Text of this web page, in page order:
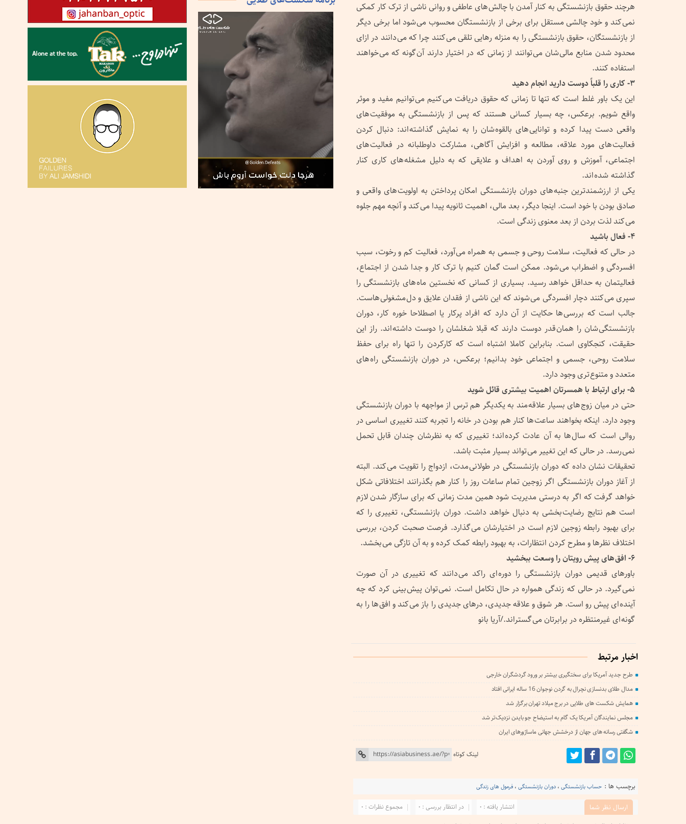
هرچند حقوق بازنشستگی به کنار آمدن با چالش های عاطفی و روانی ناشی از ترک کار کمکی
نمی کند و خود چالشی مستقل برای برخی از بازنشستگان محسوب می شود اما برخی دیگر
از بازنشستگان، حقوق بازنشستگی را به منزله رهایی تلقی می کنند چرا که می دانند در ازای
محدود شدن منابع مالی شان می توانند از زمانی که در اختیار دارند آن گونه که می خواهند
استفاده کنند.
۳- کاری را قلباً دوست دارید انجام دهید
این یک باور غلط است که تنها تا زمانی که حقوق دریافت می کنیم می توانیم مفید و موثر
واقع شویم. برعکس، چه بسیار کسانی هستند که پس از بازنشستگی به موفقیت های
واقعی دست پیدا کرده و توانایی های بالقوه شان را به نمایش گذاشته اند: دنبال کردن
فعالیت های مورد علاقه، مطالعه و افزایش آگاهی، مشارکت داوطلبانه در فعالیت های
اجتماعی، آموزش و روی آوردن به اهداف و علایقی که به دلیل مشغله های کاری کنار
گذاشته شده اند.
یکی از ارزشمندترین جنبه های دوران بازنشستگی امکان پرداختن به اولویت های واقعی و
صادق بودن با خود است. اینجا دیگر، بعد مالی، اهمیت ثانویه پیدا می کند و آنچه مهم جلوه
می کند لذت بردن از بعد معنوی زندگی است.
۴- فعال باشید
در حالی که فعالیت، سلامت روحی و جسمی به همراه می آورد، فعالیت کم و رخوت، سبب
افسردگی و اضطراب می شود. ممکن است گمان کنیم با ترک کار و جدا شدن از اجتماع،
فعالیتمان به حداقل خواهد رسید. بسیاری از کسانی که نخستین ماه های بازنشستگی را
سپری می کنند دچار افسردگی می شوند که این ناشی از فقدان علایق و دل مشغولی هاست.
جالب است که بررسی ها حکایت از آن دارد که افراد پرکار یا اصطلاحا خوره کار، دوران
بازنشستگی شان را همان قدر دوست دارند که قبلا شغلشان را دوست داشته اند. راز این
حقیقت، کنجکاوی است. بنابراین کاملا اشتباه است که کارکردن را تنها راه برای حفظ
سلامت روحی، جسمی و اجتماعی خود بدانیم؛ برعکس، در دوران بازنشستگی راه های
متعدد و متنوع تری وجود دارد.
۵- برای ارتباط با همسرتان اهمیت بیشتری قائل شوید
حتی در میان زوج های بسیار علاقه مند به یکدیگر هم ترس از مواجهه با دوران بازنشستگی
وجود دارد. اینکه بخواهند ساعت ها کنار هم بودن در خانه را تجربه کنند تغییری اساسی در
روالی است که سال ها به آن عادت کرده اند؛ تغییری که به نظرشان چندان قابل تحمل
نمی رسد. در حالی که این تغییر می تواند بسیار مثبت باشد.
تحقیقات نشان داده که دوران بازنشستگی در طولانی مدت، ازدواج را تقویت می کند. البته
از آغاز دوران بازنشستگی اگر زوجین تمام ساعات روز را کنار هم بگذرانند اختلافاتی شکل
خواهد گرفت که اگر به درستی مدیریت شود همین مدت زمانی که برای سازگار شدن لازم
است هم نتایج رضایت بخشی به دنبال خواهد داشت. دوران بازنشستگی، تغییری را که
برای بهبود رابطه زوجین لازم است در اختیارشان می گذارد. فرصت صحبت کردن، بررسی
اختلاف نظرها و مطرح کردن انتظارات، به بهبود رابطه کمک کرده و به آن تازگی می بخشد.
۶- افق های پیش رویتان را وسعت ببخشید
باورهای قدیمی دوران بازنشستگی را دوره ای راکد می دانند که تغییری در آن صورت
نمی گیرد. در حالی که زندگی همواره در حال تکامل است. نمی توان پیش بینی کرد که چه
آینده ای پیش رو است. هر شوق و علاقه جدیدی، درهای جدیدی را باز می کند و افق ها را به
گونه ای غیرمنتظره در برابرتان می گستراند./آریا بانو
اخبار مرتبط
طرح جدید آمریکا برای سختگیری بیشتر بر ورود گردشگران خارجی
مدال طلای بدنسازی نچرال به گردن نوجوان 16 ساله ایرانی افتاد
همایش شکست های طلایی در برج میلاد تهران برگزار شد
مجلس نمایندگان آمریکا یک گام به استیضاح جو بایدن نزدیک‌تر شد
شگفتی رسانه های جهان از درخشش جهانی ماساژورهای ایران
لینک کوتاه
برچسب ها : حساب بازنشستگی ،دوران بازنشستگی ،فرمول های زندگی
ارسال نظر شما مجموع نظرات : 0 در انتظار بررسی : 0 انتشار یافته : 0